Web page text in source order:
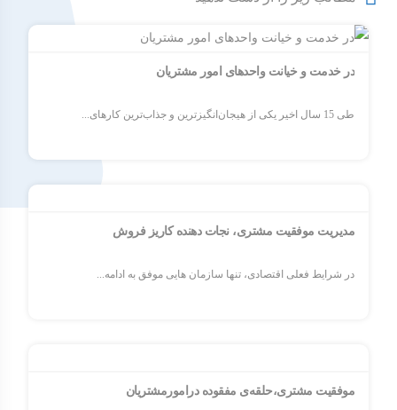
در خدمت و خیانت واحدهای امور مشتریان
طی 15 سال اخیر یکی از هیجان‌انگیزترین و جذاب‌ترین کارهای...
مدیریت موفقیت مشتری، نجات دهنده کاریز فروش
در شرایط فعلی اقتصادی، تنها سازمان هایی موفق به ادامه...
موفقیت مشتری،حلقه‌ی مفقوده درامورمشتریان